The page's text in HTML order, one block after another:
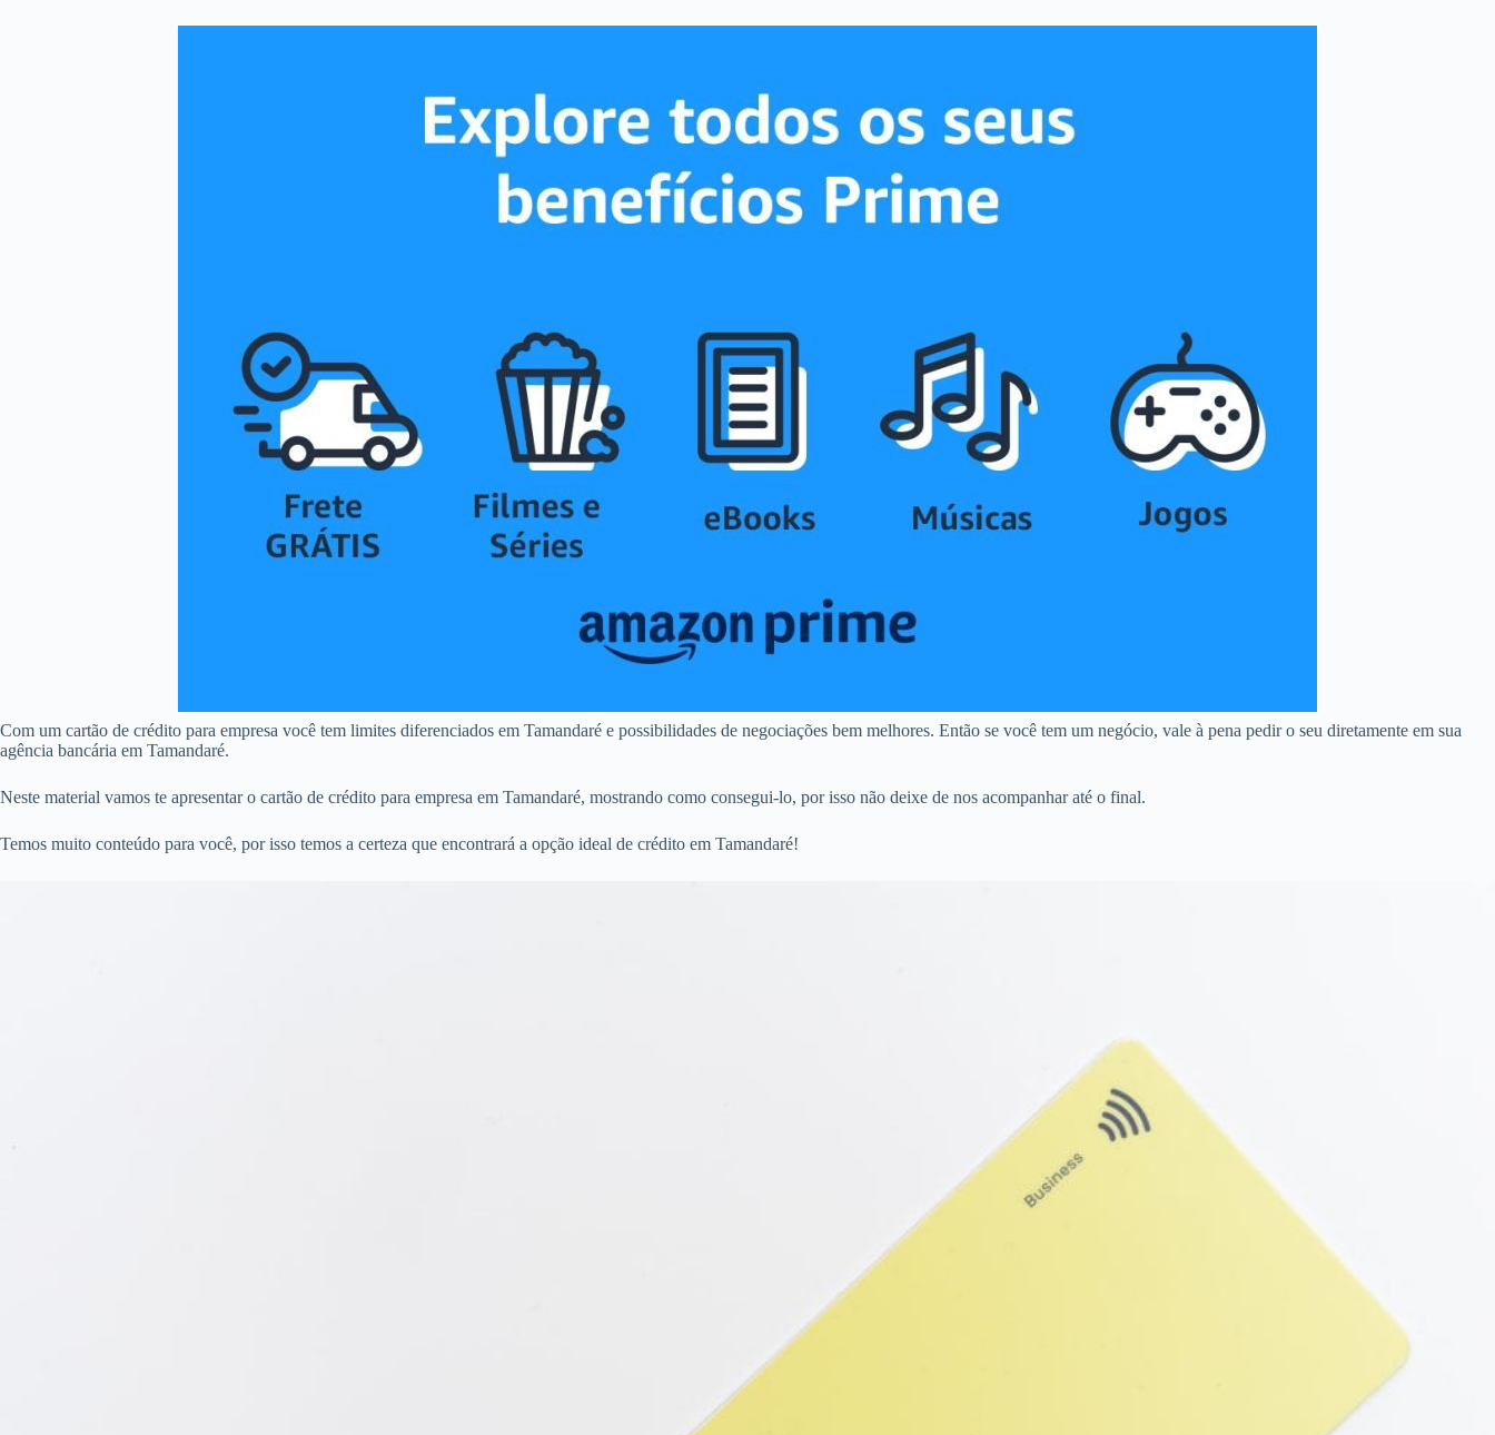
Com um cartão de crédito para empresa você tem limites diferenciados em Tamandaré e possibilidades de negociações bem melhores. Então se você tem um negócio, vale à pena pedir o seu diretamente em sua
agência bancária em Tamandaré.
Neste material vamos te apresentar o cartão de crédito para empresa em Tamandaré, mostrando como consegui-lo, por isso não deixe de nos acompanhar até o final.
Temos muito conteúdo para você, por isso temos a certeza que encontrará a opção ideal de crédito em Tamandaré!